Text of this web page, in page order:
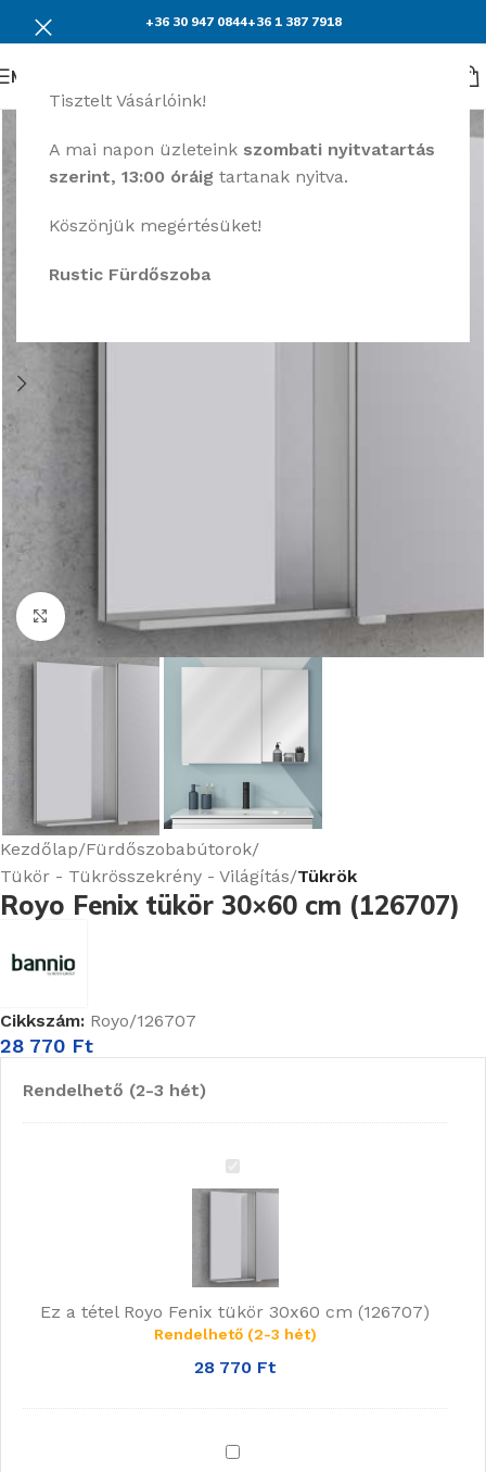
Tisztelt Vásárlóink!
A mai napon üzleteink szombati nyitvatartás
szerint, 13:00 óráig tartanak nyitva.
Köszönjük megértésüket!
Rustic Fürdőszoba
+36 30 947 0844+36 1 387 7918
Menü
Nagyításhoz kattints ide
Kezdőlap Fürdőszobabútorok
Tükör - Tükrösszekrény - Világítás Tükrök
Royo Fenix tükör 30×60 cm (126707)
Cikkszám: Royo/126707
28 770 Ft
Rendelhető (2-3 hét)
Royo
Fenix
cm
Ez a tétel Royo Fenix tükör 30x60 cm (126707)
Rendelhető (2-3 hét)
28 770 Ft
Royo